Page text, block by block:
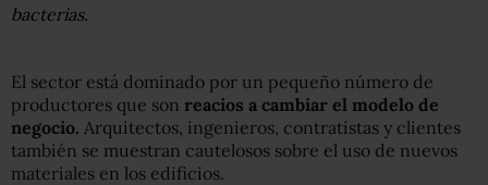
bacterias.
El sector está dominado por un pequeño número de
productores que son reacios a cambiar el modelo de
negocio. Arquitectos, ingenieros, contratistas y clientes
también se muestran cautelosos sobre el uso de nuevos
materiales en los edificios.